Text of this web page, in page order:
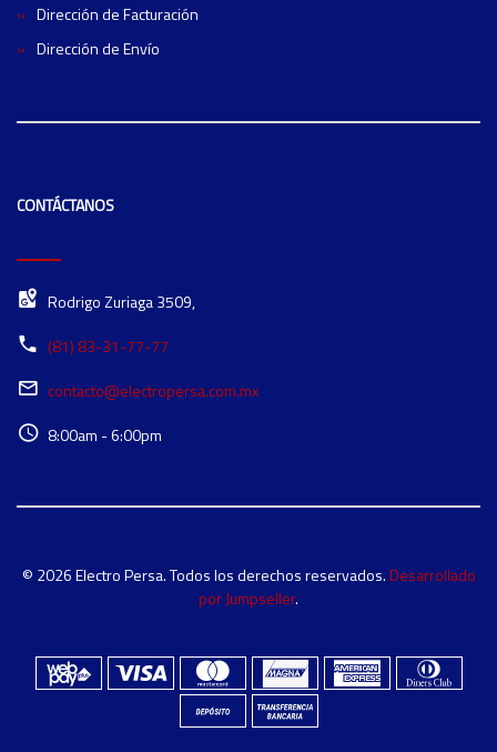
Dirección de Facturación
Dirección de Envío
CONTÁCTANOS
Rodrigo Zuriaga 3509,
(81) 83-31-77-77
contacto@electropersa.com.mx
8:00am - 6:00pm
© 2026 Electro Persa. Todos los derechos reservados. Desarrollado
por Jumpseller.